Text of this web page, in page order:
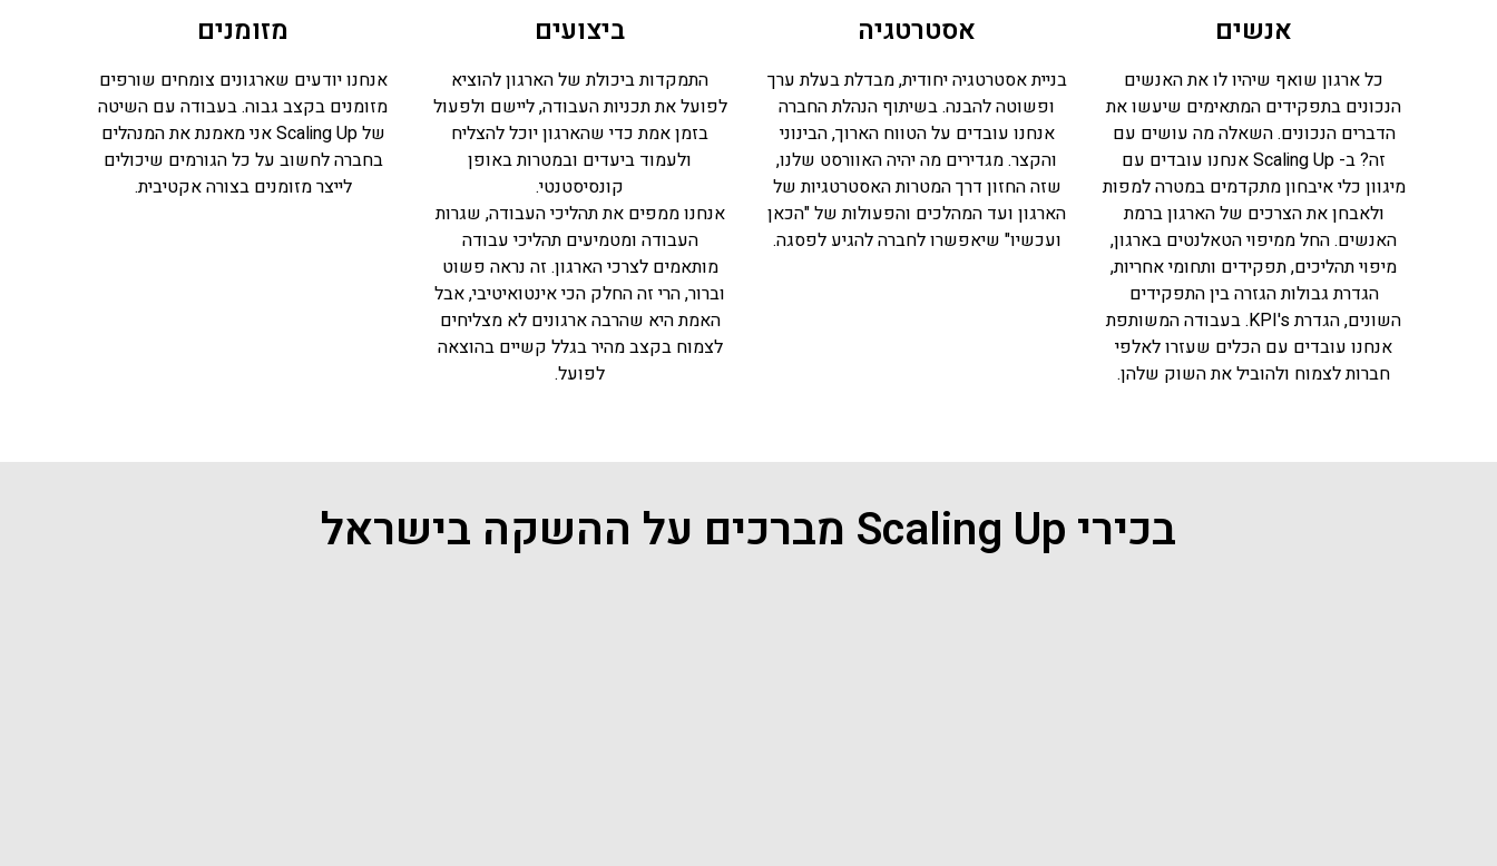
אנשים
כל ארגון שואף שיהיו לו את האנשים
הנכונים בתפקידים המתאימים שיעשו את
הדברים הנכונים. השאלה מה עושים עם
זה? ב- Scaling Up אנחנו עובדים עם
מיגוון כלי איבחון מתקדמים במטרה למפות
ולאבחן את הצרכים של הארגון ברמת
האנשים. החל ממיפוי הטאלנטים בארגון,
מיפוי תהליכים, תפקידים ותחומי אחריות,
הגדרת גבולות הגזרה בין התפקידים
השונים, הגדרת KPI's. בעבודה המשותפת
אנחנו עובדים עם הכלים שעזרו לאלפי
חברות לצמוח ולהוביל את השוק שלהן.
אסטרטגיה
בניית אסטרטגיה יחודית, מבדלת בעלת ערך
ופשוטה להבנה. בשיתוף הנהלת החברה
אנחנו עובדים על הטווח הארוך, הבינוני
והקצר. מגדירים מה יהיה האוורסט שלנו,
שזה החזון דרך המטרות האסטרטגיות של
הארגון ועד המהלכים והפעולות של "הכאן
ועכשיו" שיאפשרו לחברה להגיע לפסגה.
ביצועים
התמקדות ביכולת של הארגון להוציא
לפועל את תכניות העבודה, ליישם ולפעול
בזמן אמת כדי שהארגון יוכל להצליח
ולעמוד ביעדים ובמטרות באופן
קונסיסטנטי.
אנחנו ממפים את תהליכי העבודה, שגרות
העבודה ומטמיעים תהליכי עבודה
מותאמים לצרכי הארגון. זה נראה פשוט
וברור, הרי זה החלק הכי אינטואיטיבי, אבל
האמת היא שהרבה ארגונים לא מצליחים
לצמוח בקצב מהיר בגלל קשיים בהוצאה
לפועל.
מזומנים
אנחנו יודעים שארגונים צומחים שורפים
מזומנים בקצב גבוה. בעבודה עם השיטה
של Scaling Up אני מאמנת את המנהלים
בחברה לחשוב על כל הגורמים שיכולים
לייצר מזומנים בצורה אקטיבית.
בכירי Scaling Up מברכים על ההשקה בישראל